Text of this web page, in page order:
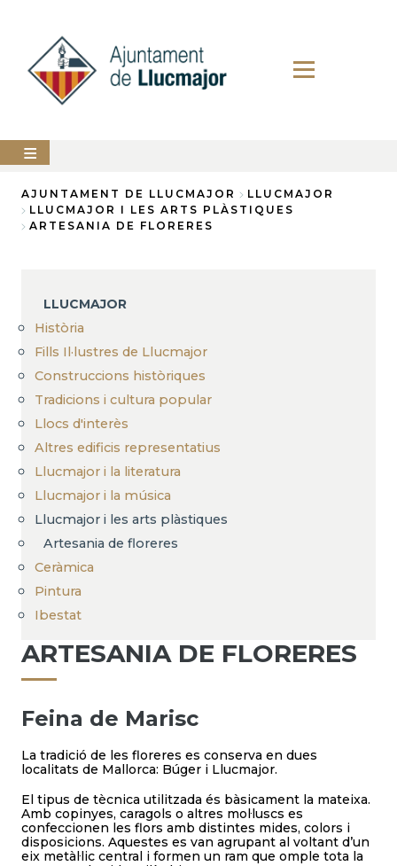
AJUNTAMENT
LLUCMAJOR
DEL
ANUNCIS
Breadcrumb
AJUNTAMENT DE LLUCMAJOR
LLUCMAJOR
LLUCMAJOR I LES ARTS PLÀSTIQUES
ARTESANIA DE FLORERES
LLUCMAJOR
Història
Fills Il·lustres de Llucmajor
Construccions històriques
Tradicions i cultura popular
Llocs d'interès
Altres edificis representatius
Llucmajor i la literatura
Llucmajor i la música
Llucmajor i les arts plàstiques
Artesania de floreres
Ceràmica
Pintura
Ibestat
ARTESANIA DE FLORERES
Feina de Marisc
La tradició de les floreres es conserva en dues
localitats de Mallorca: Búger i Llucmajor.
El tipus de tècnica utilitzada és bàsicament la mateixa.
Amb copinyes, caragols o altres mol·luscs es
confeccionen les flors amb distintes mides, colors i
disposicions. Aquestes es van agrupant al voltant d’un
eix metàl·lic central i formen un ram que omple tota la